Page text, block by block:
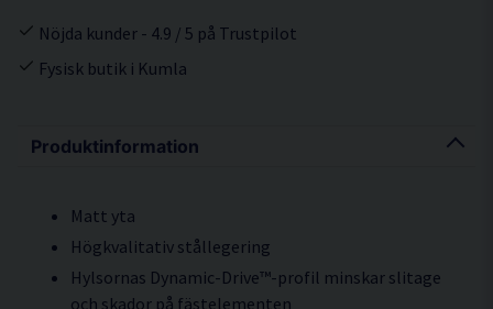
Produktinformation
Matt yta
Högkvalitativ stållegering
Hylsornas Dynamic-Drive™-profil minskar slitage
och skador på fästelementen
Nöjda kunder - 4.9 / 5 på Trustpilot
Fysisk butik i Kumla